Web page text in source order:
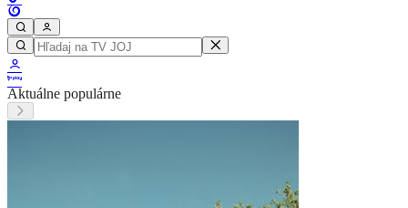
Aktuálne populárne